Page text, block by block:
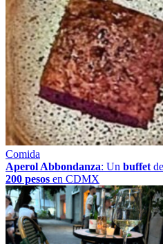
Comida
Aperol Abbondanza: Un buffet de
200 pesos en CDMX